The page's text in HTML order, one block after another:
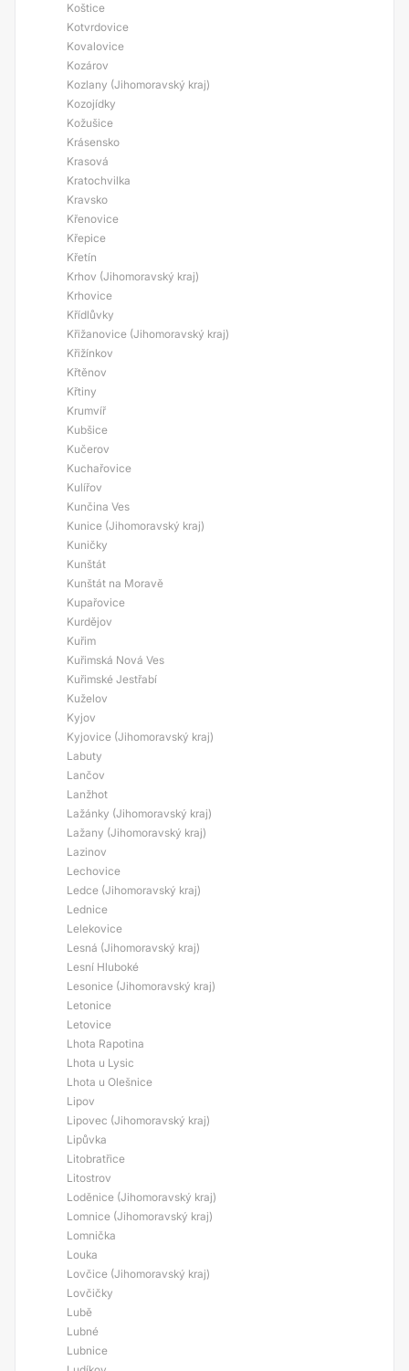
Koštice
Kotvrdovice
Kovalovice
Kozárov
Kozlany (Jihomoravský kraj)
Kozojídky
Kožušice
Krásensko
Krasová
Kratochvilka
Kravsko
Křenovice
Křepice
Křetín
Krhov (Jihomoravský kraj)
Krhovice
Křídlůvky
Křižanovice (Jihomoravský kraj)
Křižínkov
Křtěnov
Křtiny
Krumvíř
Kubšice
Kučerov
Kuchařovice
Kulířov
Kunčina Ves
Kunice (Jihomoravský kraj)
Kuničky
Kunštát
Kunštát na Moravě
Kupařovice
Kurdějov
Kuřim
Kuřimská Nová Ves
Kuřimské Jestřabí
Kuželov
Kyjov
Kyjovice (Jihomoravský kraj)
Labuty
Lančov
Lanžhot
Lažánky (Jihomoravský kraj)
Lažany (Jihomoravský kraj)
Lazinov
Lechovice
Ledce (Jihomoravský kraj)
Lednice
Lelekovice
Lesná (Jihomoravský kraj)
Lesní Hluboké
Lesonice (Jihomoravský kraj)
Letonice
Letovice
Lhota Rapotina
Lhota u Lysic
Lhota u Olešnice
Lipov
Lipovec (Jihomoravský kraj)
Lipůvka
Litobratřice
Litostrov
Loděnice (Jihomoravský kraj)
Lomnice (Jihomoravský kraj)
Lomnička
Louka
Lovčice (Jihomoravský kraj)
Lovčičky
Lubě
Lubné
Lubnice